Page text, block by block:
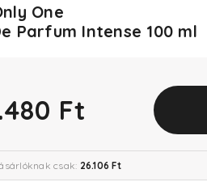
One
Parfum Intense 100 ml
Ft
csak: 26.106 Ft